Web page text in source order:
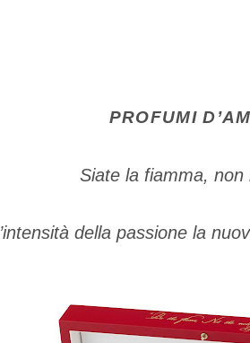
PROFUMI
Siate la fiamma, non
della passione la